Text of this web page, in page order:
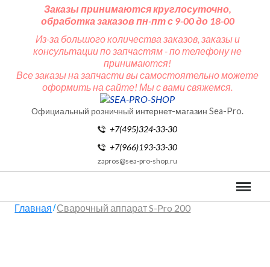
Заказы принимаются круглосуточно,
обработка заказов пн-пт с 9-00 до 18-00
Из-за большого количества заказов, заказы и
консультации по запчастям - по телефону не
принимаются!
Все заказы на запчасти вы самостоятельно можете
оформить на сайте! Мы с вами свяжемся.
Официальный розничный интернет-магазин Sea-Pro.
+7(495)324-33-30
+7(966)193-33-30
zapros@sea-pro-shop.ru
Меню
Главная/Сварочный аппарат S-Pro 200